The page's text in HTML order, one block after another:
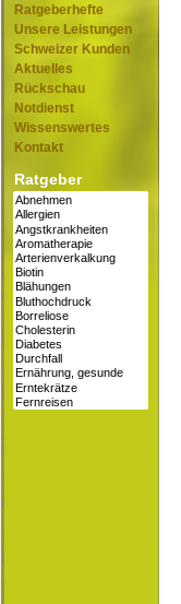
Ratgeberhefte
Unsere Leistungen
Schweizer Kunden
Aktuelles
Rückschau
Notdienst
Wissenswertes
Kontakt
Ratgeber